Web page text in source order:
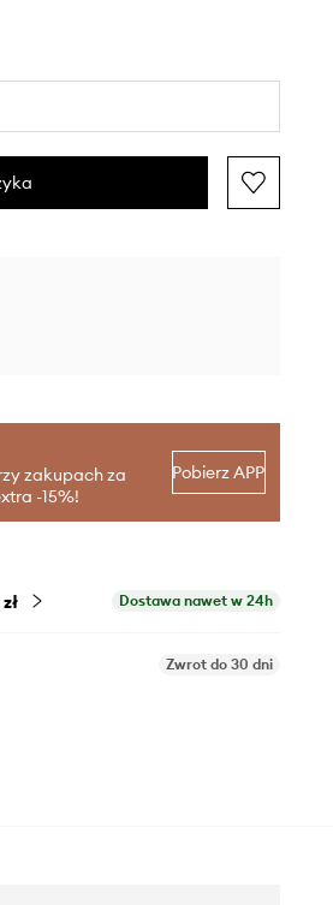
zakupach za
-15%!
Pobierz APP
Dostawa nawet w 24h
Zwrot do 30 dni